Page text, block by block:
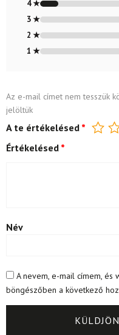
4 ★
3 ★
2 ★
1 ★
Az e-mail címet nem tesszük
jelöltük
A te értékelésed *
Értékelésed *
Név
A nevem, e-mail címem, és
böngészőben a következő